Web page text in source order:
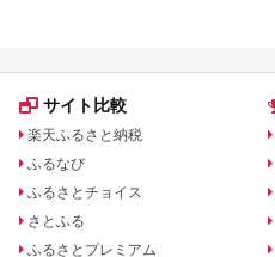
サイト比較
楽天ふるさと納税
ふるなび
ふるさとチョイス
さとふる
ふるさとプレミアム